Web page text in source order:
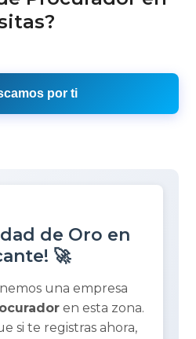
por ti
de Oro en
🚀
una empresa
en esta zona.
si te registras ahora,